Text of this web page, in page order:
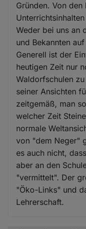
Gründen. Von
Weder bei uns an
und Bekannten
Generell ist der
heutigen Zeit nur
Waldorfschulen
seiner Ansichten
zeitgemäß, man
welcher Zeit
normale
von "dem Neger"
es auch nicht,
aber an den
"vermittelt". Der
"Öko-Links" und
Lehrerschaft.